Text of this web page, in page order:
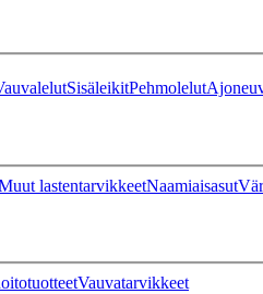
SisäleikitPehmolelut
lastentarvikkeetNaamiaisasut
Vauvatarvikkeet